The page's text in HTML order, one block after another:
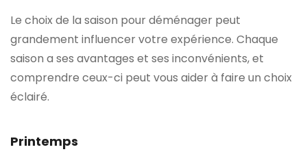
Le choix de la saison pour déménager peut
grandement influencer votre expérience. Chaque
saison a ses avantages et ses inconvénients, et
comprendre ceux-ci peut vous aider à faire un choix
éclairé.
Printemps